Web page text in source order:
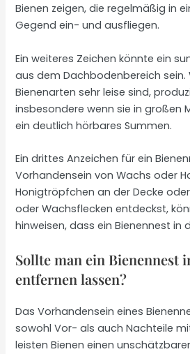
Bienen zeigen, die regelmäßig in
Gegend ein- und ausfliegen.
Ein weiteres Zeichen könnte ein
aus dem Dachbodenbereich sein.
Bienenarten sehr leise sind,
insbesondere wenn sie in großen
ein deutlich hörbares Summen.
Ein drittes Anzeichen für ein
Vorhandensein von Wachs oder
Honigtröpfchen an der Decke
oder Wachsflecken entdeckst,
hinweisen, dass ein Bienennest in
Sollte man ein Bienennest
entfernen lassen?
Das Vorhandensein eines
sowohl Vor- als auch Nachteile
leisten Bienen einen